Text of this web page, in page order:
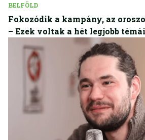
BELFÖLD
Fokozódik a kampány, az
– Ezek voltak a hét legjobb témái